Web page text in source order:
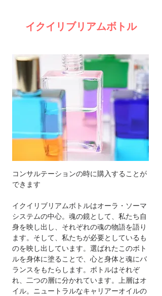
イクイリブリアムボトル
コンサルテーションの時に購入することが
できます
イクイリブリアムボトルはオーラ・ソーマ
システムの中心。魂の鏡として、私たち自
身を映し出し、それぞれの魂の物語を語り
ます。そして、私たちが必要としているも
のを映し出しています。選ばれたこのボト
ルを身体に塗ることで、心と身体と魂にバ
ランスをもたらします。ボトルはそれぞ
れ、二つの層に分かれています。上層はオ
イル。ニュートラルなキャリアーオイルの